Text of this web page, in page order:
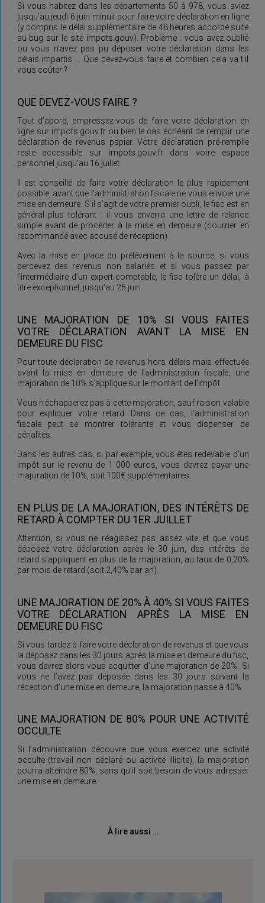
Si vous habitez dans les départements 50 à 978, vous aviez
jusqu’au jeudi 6 juin minuit pour faire votre déclaration en ligne
(y compris le délai supplémentaire de 48 heures accordé suite
au bug sur le site impots.gouv). Problème : vous avez oublié
ou vous n’avez pas pu déposer votre déclaration dans les
délais impartis … Que devez-vous faire et combien cela va t’il
vous coûter ?
QUE DEVEZ-VOUS FAIRE ?
Tout d’abord, empressez-vous de faire votre déclaration en
ligne sur impots.gouv.fr ou bien le cas échéant de remplir une
déclaration de revenus papier. Votre déclaration pré-remplie
reste accessible sur impots.gouv.fr dans votre espace
personnel jusqu’au 16 juillet.
Il est conseillé de faire votre déclaration le plus rapidement
possible, avant que l’administration fiscale ne vous envoie une
mise en demeure. S’il s’agit de votre premier oubli, le fisc est en
général plus tolérant : il vous enverra une lettre de relance
simple avant de procéder à la mise en demeure (courrier en
recommandé avec accusé de réception).
Avec la mise en place du prélèvement à la source, si vous
percevez des revenus non salariés et si vous passez par
l’intermédiaire d’un expert-comptable, le fisc tolère un délai, à
titre exceptionnel, jusqu’au 25 juin.
UNE MAJORATION DE 10% SI VOUS FAITES
VOTRE DÉCLARATION AVANT LA MISE EN
DEMEURE DU FISC
Pour toute déclaration de revenus hors délais mais effectuée
avant la mise en demeure de l’administration fiscale, une
majoration de 10% s’applique sur le montant de l’impôt.
Vous n’échapperez pas à cette majoration, sauf raison valable
pour expliquer votre retard. Dans ce cas, l’administration
fiscale peut se montrer tolérante et vous dispenser de
pénalités.
Dans les autres cas, si par exemple, vous êtes redevable d’un
impôt sur le revenu de 1 000 euros, vous devrez payer une
majoration de 10%, soit 100€ supplémentaires.
EN PLUS DE LA MAJORATION, DES INTÉRÊTS DE
RETARD À COMPTER DU 1ER JUILLET
Attention, si vous ne réagissez pas assez vite et que vous
déposez votre déclaration après le 30 juin, des intérêts de
retard s’appliquent en plus de la majoration, au taux de 0,20%
par mois de retard (soit 2,40% par an).
UNE MAJORATION DE 20% À 40% SI VOUS FAITES
VOTRE DÉCLARATION APRÈS LA MISE EN
DEMEURE DU FISC
Si vous tardez à faire votre déclaration de revenus et que vous
la déposez dans les 30 jours après la mise en demeure du fisc,
vous devrez alors vous acquitter d’une majoration de 20%. Si
vous ne l’avez pas déposée dans les 30 jours suivant la
réception d’une mise en demeure, la majoration passe à 40%.
UNE MAJORATION DE 80% POUR UNE ACTIVITÉ
OCCULTE
Si l’administration découvre que vous exercez une activité
occulte (travail non déclaré ou activité illicite), la majoration
pourra atteindre 80%, sans qu’il soit besoin de vous adresser
une mise en demeure.
À lire aussi …